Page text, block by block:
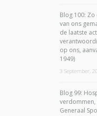
Blog 100:
van ons
de laatste
op ons,
1949)
3 September,
Blog 99:
Generaal